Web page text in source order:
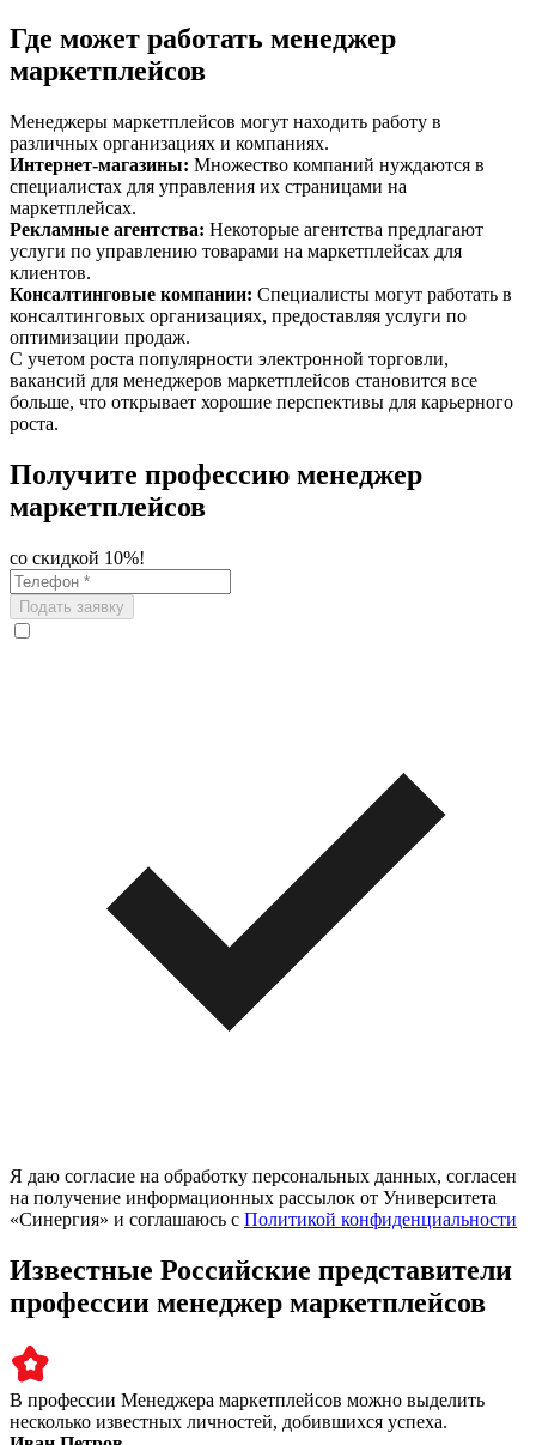
Где может работать менеджер
маркетплейсов
Менеджеры маркетплейсов могут находить работу в
различных организациях и компаниях.
Интернет-магазины: Множество компаний нуждаются в
специалистах для управления их страницами на
маркетплейсах.
Рекламные агентства: Некоторые агентства предлагают
услуги по управлению товарами на маркетплейсах для
клиентов.
Консалтинговые компании: Специалисты могут работать в
консалтинговых организациях, предоставляя услуги по
оптимизации продаж.
С учетом роста популярности электронной торговли,
вакансий для менеджеров маркетплейсов становится все
больше, что открывает хорошие перспективы для карьерного
роста.
Получите профессию менеджер
маркетплейсов
со скидкой 10%!
Подать заявку
Я даю согласие на обработку персональных данных, согласен
на получение информационных рассылок от Университета
«Синергия» и соглашаюсь c Политикой конфиденциальности
Известные Российские представители
профессии менеджер маркетплейсов
В профессии Менеджера маркетплейсов можно выделить
несколько известных личностей, добившихся успеха.